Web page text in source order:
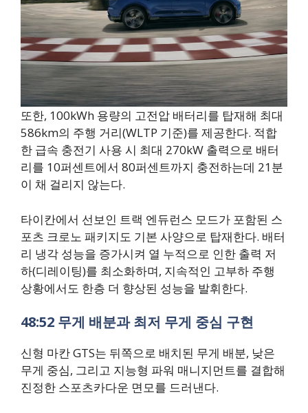
또한, 100kWh 용량의 고전압 배터리를 탑재해 최대
586km의 주행 거리(WLTP 기준)를 제공한다. 적합
한 급속 충전기 사용 시 최대 270kW 출력으로 배터
리를 10퍼센트에서 80퍼센트까지 충전하는데 21분
이 채 걸리지 않는다.
타이칸에서 선보인 트랙 엔듀런스 모드가 포함된 스
포츠 크로노 패키지도 기본 사양으로 탑재한다. 배터
리 냉각 성능을 증가시켜 열 누적으로 인한 출력 저
하(디레이팅)를 최소화하며, 지속적인 고부하 주행
상황에서도 한층 더 향상된 성능을 발휘한다.
48:52 무게 배분과 최저 무게 중심 구현
신형 마칸 GTS는 뒤쪽으로 배치된 무게 배분, 낮은
무게 중심, 그리고 지능형 파워 매니지먼트를 결합해
진정한 스포츠카다운 면모를 드러낸다.